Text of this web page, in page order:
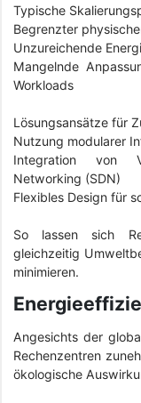
Typische
Begrenzter
Unzureichende
Mangelnde
Workloads
Lösungsansätze für
Nutzung modularer
Integration von
Networking (SDN)
Flexibles Design für
So lassen sich
gleichzeitig
minimieren.
Angesichts der
Rechenzentren
ökologische